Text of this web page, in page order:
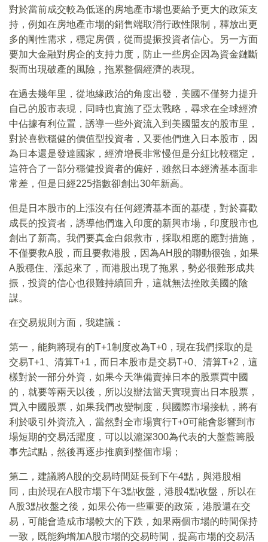
對於當前成交較為低迷的房地產市場也要給予更大的政策支
持，例如在房地產市場的銷售端取消行政性限制，釋放出更
多的剛性需求，穩定房價，從而提振投資者信心。另一方面
要加大金融對房企的支持力度，防止一些房企因為資金鏈斷
裂而出現破產的風險，拖累整個經濟的表現。
在過去幾年里，從地緣政治的角度出發，美國不僅努力提升
自己的股市表現，同時也實施了亞太戰略，尋求在全球經濟
中佔據有利位置，誘導一些外資流入到美國盟友的股市里，
對於喜歡穩健的價值型投資者，又要他們進入日本股市，因
為日本還是發達國家，經濟增長非常慢但是分紅比較穩定，
這符合了一部分穩健投資者的偏好，雖然日本經濟基本面非
常差，但是日經225指數卻創出30年新高。
但是日本股市的上漲沒有任何經濟基本面的基礎，對於喜歡
成長的投資者，誘導他們進入印度的新興市場，印度股市也
創出了新高。我們要真金白銀救市，採取相應的應對措施，
不僅要救A股，而且要救港股，因為AH股的聯動很強，如果
A股穩住、漲起來了，而港股出現了拖累，勢必很難形成共
振，投資的信心也很難持續回升，這就無法挫敗美國的陰
謀。
在交易規則方面，我建議：
第一，能夠將現有的T+1制度改為T+0，現在我們採取的是
交易T+1、清算T+1，而日本股市是交易T+0、清算T+2，這
樣對於一部分外資，如果今天準備賣掉日本的股票買中國
的，就要等兩天以後，所以沒辦法當天實現賣出日本股票，
買入中國股票，如果我們改變制度，與國際市場接軌，將有
利於吸引外資流入，當然對全市場實行T+0可能會影響到市
場短期的交易活躍度，可以以滬深300為代表的大盤藍籌股
事先試點，然後再逐步推廣到整個市場；
第二，建議將A股的交易時間延長到下午4點，與港股相
同，由於現在A股市場下午3點收盤，港股4點收盤，所以在
A股3點收盤之後，如果公佈一些重要的政策，港股還在交
易，可能會造成市場較大的下跌，如果兩個市場的時間保持
一致，既能夠增加A股市場的交易時間，提高市場的交易活